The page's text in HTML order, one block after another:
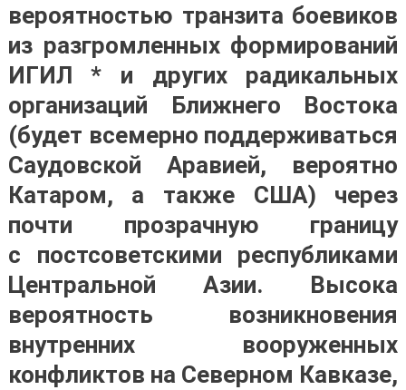
вероятностью транзита боевиков
из разгромленных формирований
ИГИЛ * и других радикальных
организаций Ближнего Востока
(будет всемерно поддерживаться
Саудовской Аравией, вероятно
Катаром, а также США) через
почти прозрачную границу
с постсоветскими республиками
Центральной Азии. Высока
вероятность возникновения
внутренних вооруженных
конфликтов на Северном Кавказе,